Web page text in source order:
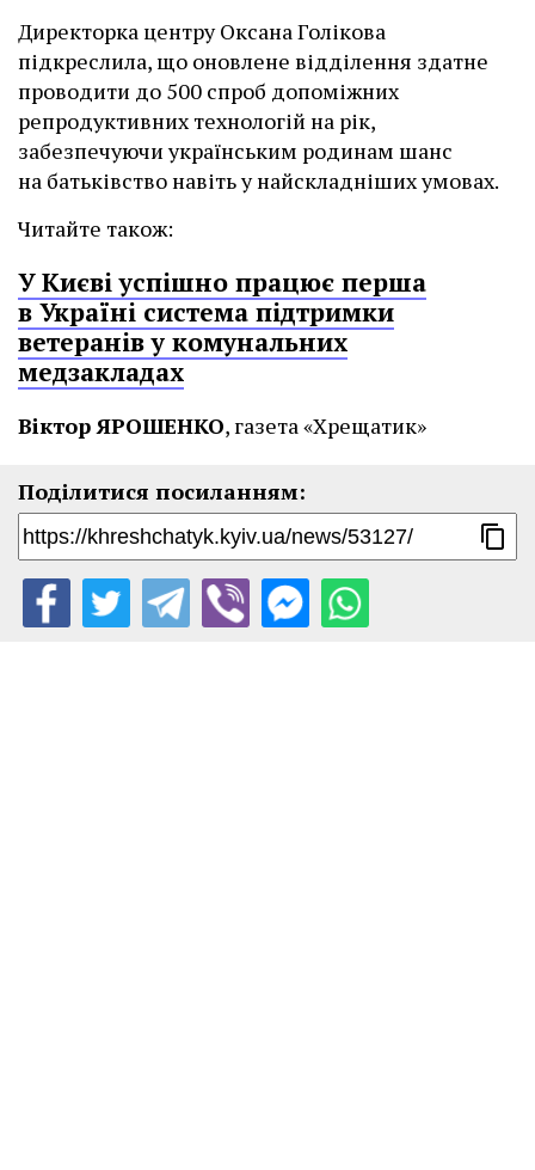
Директорка центру Оксана Голікова
підкреслила, що оновлене відділення здатне
проводити до 500 спроб допоміжних
репродуктивних технологій на рік,
забезпечуючи українським родинам шанс
на батьківство навіть у найскладніших умовах.
Читайте також:
У Києві успішно працює перша
в Україні система підтримки
ветеранів у комунальних
медзакладах
Віктор ЯРОШЕНКО, газета «Хрещатик»